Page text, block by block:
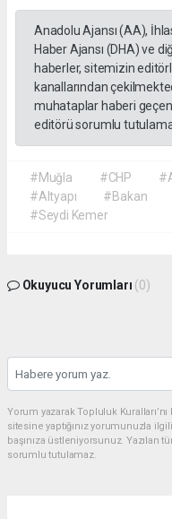
Anadolu Ajansı (AA),
Haber Ajansı (DHA) ve
haberler, sitemizin
kanallarından
muhataplar haberi
editörü sorumlu
#Muğla #CHP
#Altyapı
#Bakan
#Seydi Kemer
Okuyucu Yorumları (0)
Yorum yazarak Topluluk
sitesine yaptığınız yorumunuzla
başınıza üstleniyorsunuz.
sorumlu tutulamaz.